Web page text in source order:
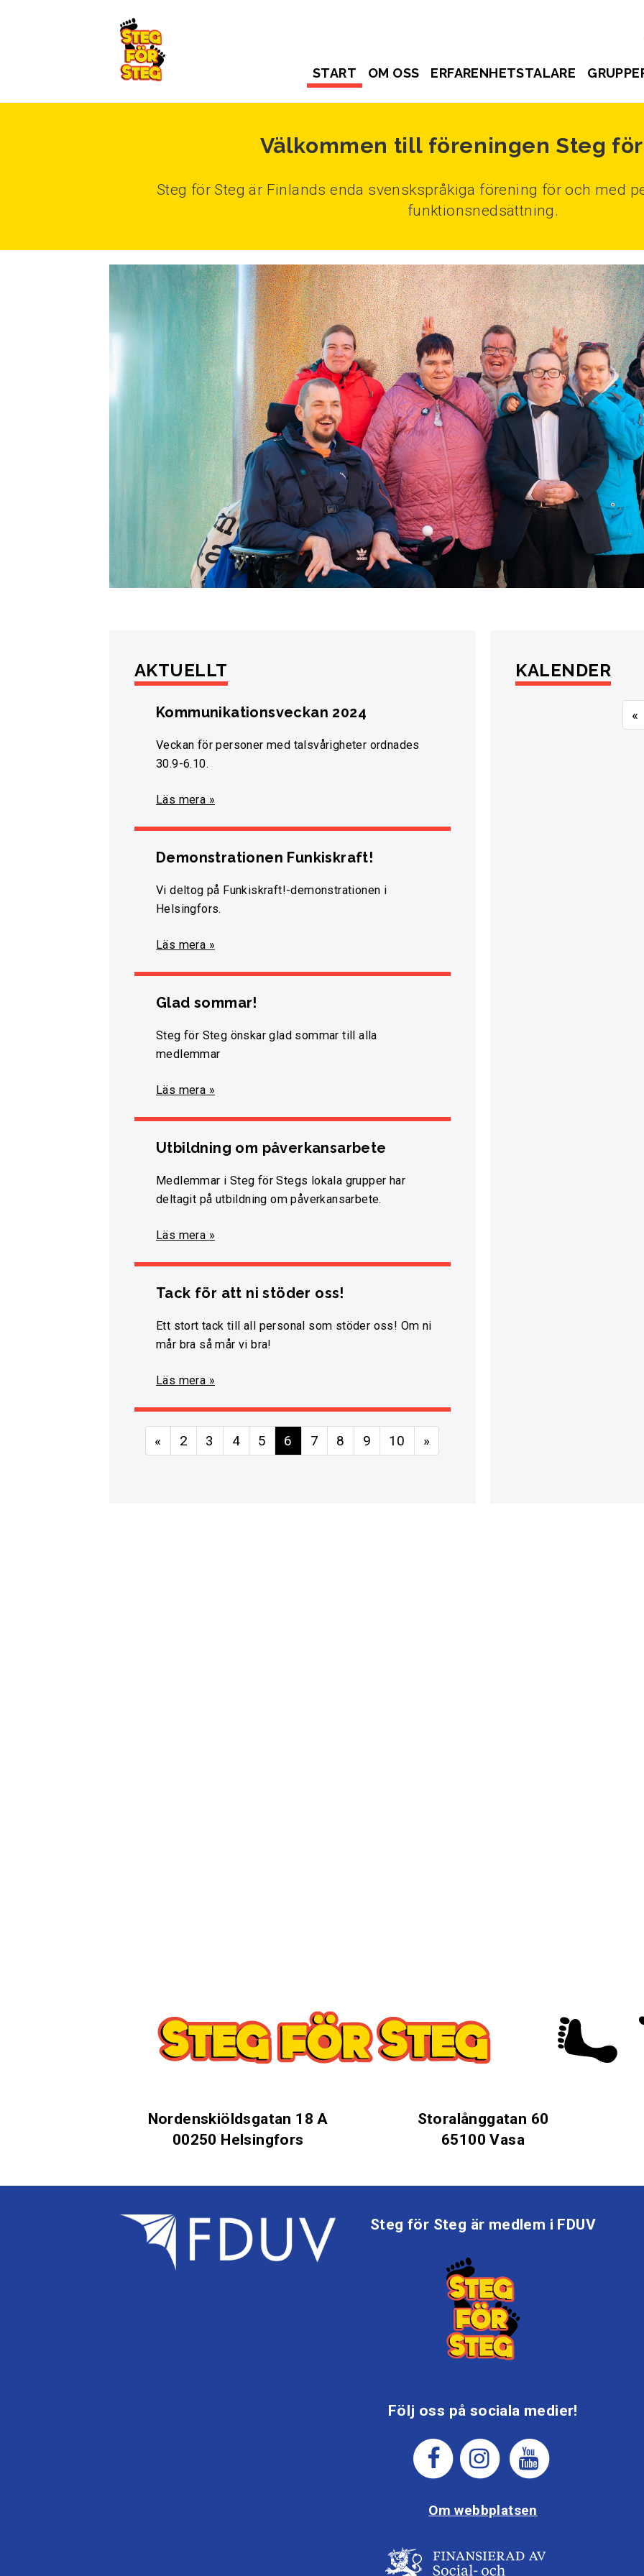
START OM OSS ERFARENHETSTALARE
Välkommen till föreningen Steg
Steg för Steg är Finlands enda svenskspråkiga förening för och med
funktionsnedsättning.
AKTUELLT
Kommunikationsveckan 2024
Veckan för personer med talsvårigheter ordnades
30.9-6.10.
Läs mera »
Demonstrationen Funkiskraft!
Vi deltog på Funkiskraft!-demonstrationen i
Helsingfors.
Läs mera »
Glad sommar!
Steg för Steg önskar glad sommar till alla
medlemmar
Läs mera »
Utbildning om påverkansarbete
Medlemmar i Steg för Stegs lokala grupper har
deltagit på utbildning om påverkansarbete.
Läs mera »
Tack för att ni stöder oss!
Ett stort tack till all personal som stöder oss! Om ni
mår bra så mår vi bra!
Läs mera »
« 2 3 4 5 6 7 8 9 10 »
KALENDER
«
Nordenskiöldsgatan 18 A
00250 Helsingfors
Storalånggatan 60
65100 Vasa
Steg för Steg är medlem i FDUV
Följ oss på sociala medier!
Om webbplatsen